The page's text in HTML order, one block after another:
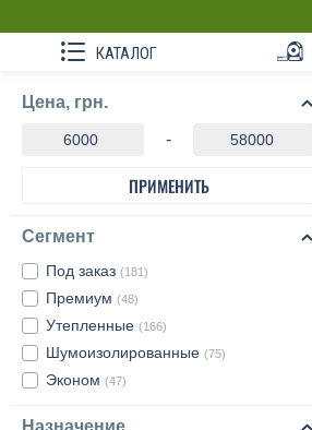
КАТАЛОГ
Цена, грн.
-
ПРИМЕНИТЬ
Сегмент
Под заказ (181)
Премиум (48)
Утепленные (166)
Шумоизолированные (75)
Эконом (47)
Назначение